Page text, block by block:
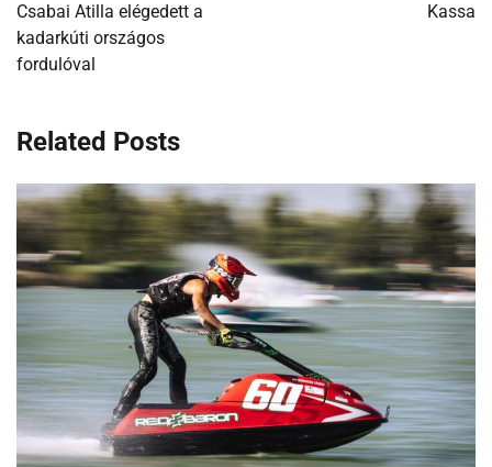
Csabai Atilla elégedett a
kadarkúti országos
fordulóval
Kassa
Related Posts